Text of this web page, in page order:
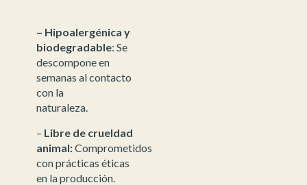
– Hipoalergénica y
biodegradable: Se
descompone en
semanas al contacto
con la
naturaleza.
– Libre de crueldad
animal:Comprometidos
con prácticas éticas
en la producción.